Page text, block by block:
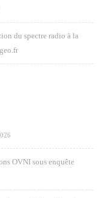
du spectre radio à la
OVNI sous enquête